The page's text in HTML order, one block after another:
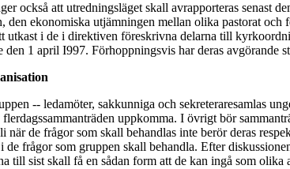
också att utredningsläget skall avrapporteras senast
den ekonomiska utjämningen mellan olika pastorat
utkast i de i direktiven föreskrivna delarna till
den 1 april I997. Förhoppningsvis har deras avgörande
-- ledamöter, sakkunniga och sekreteraresamlas
uppkomma. I övrigt bör
när de frågor som skall behandlas inte berör deras
de frågor som gruppen skall behandla. Efter
till sist skall få en sådan form att de kan ingå som olika